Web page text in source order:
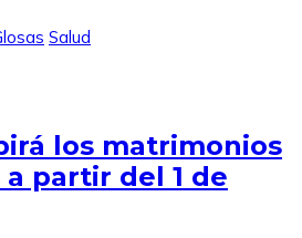
Salud
los matrimonios
partir del 1 de